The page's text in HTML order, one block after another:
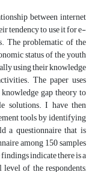
between internet
tendency to use it for e-
The problematic of the
status of the youth
using their knowledge
The paper uses
gap theory to
solutions. I have then
tools by identifying
a questionnaire that is
among 150 samples
indicate there is a
of the respondents,